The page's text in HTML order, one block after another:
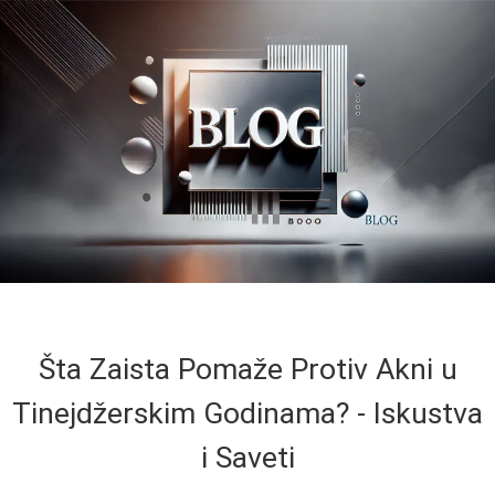
Šta Zaista Pomaže Protiv Akni u
Tinejdžerskim Godinama? - Iskustva
i Saveti